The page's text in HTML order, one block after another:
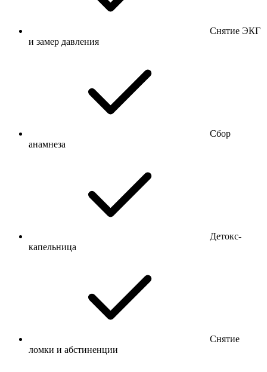
Снятие ЭКГ
и замер давления
Сбор
анамнеза
Детокс-
капельница
Снятие
ломки и абстиненции